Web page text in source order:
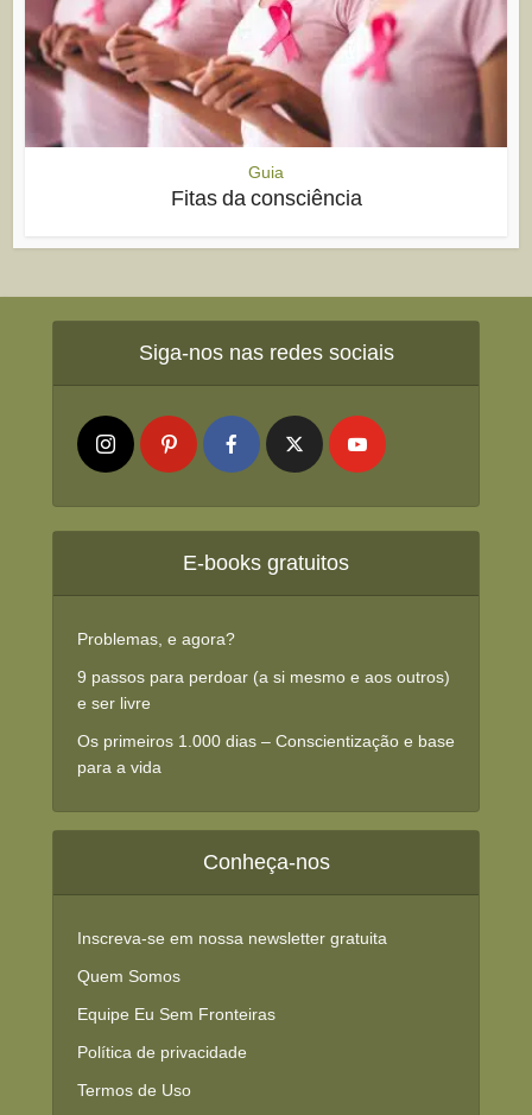
Guia
Fitas da consciência
Siga-nos nas redes sociais
E-books gratuitos
Problemas, e agora?
9 passos para perdoar (a si mesmo e aos outros)
e ser livre
Os primeiros 1.000 dias – Conscientização e base
para a vida
Conheça-nos
Inscreva-se em nossa newsletter gratuita
Quem Somos
Equipe Eu Sem Fronteiras
Política de privacidade
Termos de Uso